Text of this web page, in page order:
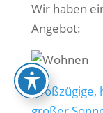
Wir haben
Angebot:
Großzügige,